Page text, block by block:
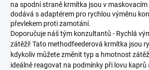
na spodní straně krmítka jsou v
dodává s adaptérem pro rychlou výměnu
převlekem proti zamotání.
Doporučuje náš tým konzultantů - Rychlá
zátěží! Tato methodfeederová krmítka jsou
kdykoliv můžete změnit typ a hmotnost
ideálně reagovat na podmínky při lovu